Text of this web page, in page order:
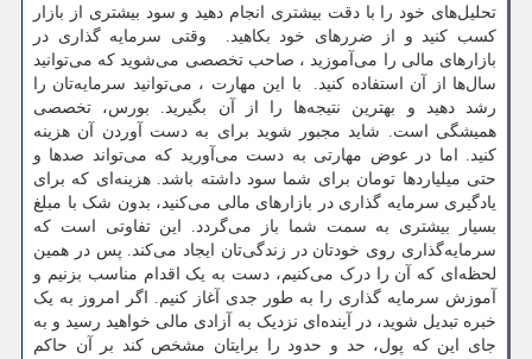
تحلیل‌های خود را با دقت بیشتری انجام دهید و سود بیشتری از بازار
کسب کنید و از ضررهای خود بکاهید. وقتی سرمایه گذاری در
بازارهای مالی را می‌آموزید ، صاحب تخصصی می‌شوید که می‌توانید
سال‌ها از آن استفاده کنید. با این مهارت ، می‌توانید سرمایه‌تان را
رشد دهید و بهترین نتیجه‌ها را از آن بگیرید. بورس، تخصصی
همیشگی است. شاید مجبور شوید برای به دست آوردن آن هزینه
کنید. اما در عوض مهارتی به دست می‌آورید که می‌تواند صدها و
حتی میلیاردها تومان برای شما سود داشته باشد. هزینه‌ای که برای
یادگیری سرمایه‌ گذاری در بازارهای مالی می‌کنید، بدون شک با مبلغ
بسیار بیشتری به سمت شما باز می‌گردد. این تفاوتی است که
سرمایه‌گذاری روی خودتان در زندگی‌تان ایجاد می‌کند. پس در همین
لحظه‌ای که آن را درک می‌کنیم، دست به یک اقدام مناسب بزنیم و
آموزش سرمایه گذاری را به طور جدی آغاز کنیم. اگر امروز به یک
خبره تبدیل شوید، در آینده‌ای نزدیک به آزادی مالی خواهید رسید و به
جای این که پول، حد و حدود را برایتان مشخص کند بر آن حاکم